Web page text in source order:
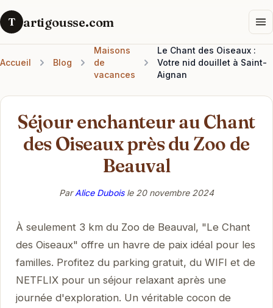
T artigousse.com
Accueil Blog
Maisons
de
vacances
Le Chant des Oiseaux :
Votre nid douillet à Saint-
Aignan
Séjour enchanteur au Chant
des Oiseaux près du Zoo de
Beauval
ParAlice Duboisle 20 novembre 2024
À seulement 3 km du Zoo de Beauval, "Le Chant
des Oiseaux" offre un havre de paix idéal pour les
familles. Profitez du parking gratuit, du WIFI et de
NETFLIX pour un séjour relaxant après une
journée d'exploration. Un véritable cocon de